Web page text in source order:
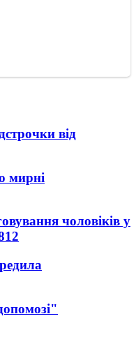
від
мирні
чоловіків у